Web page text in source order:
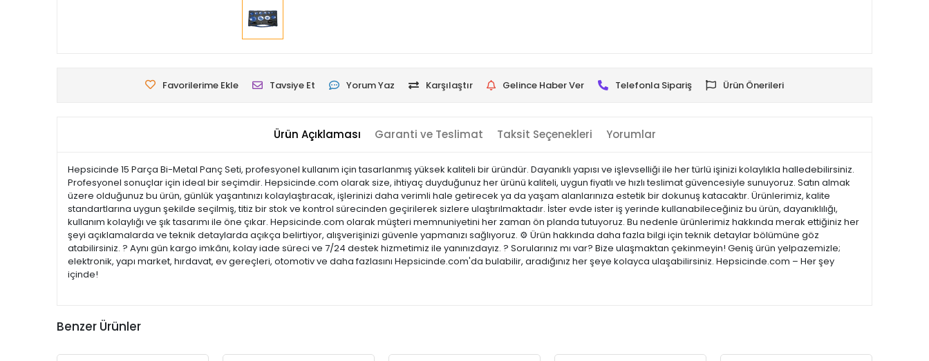
Favorilerime Ekle Tavsiye Et Yorum Yaz Karşılaştır Gelince Haber Ver Telefonla Sipariş Ürün Önerileri
Ürün Açıklaması Garanti ve Teslimat Taksit Seçenekleri Yorumlar
Hepsicinde 15 Parça Bi-Metal Panç Seti, profesyonel kullanım için tasarlanmış yüksek kaliteli bir üründür. Dayanıklı yapısı ve işlevselliği ile her türlü işinizi kolaylıkla halledebilirsiniz.
Profesyonel sonuçlar için ideal bir seçimdir. Hepsicinde.com olarak size, ihtiyaç duyduğunuz her ürünü kaliteli, uygun fiyatlı ve hızlı teslimat güvencesiyle sunuyoruz. Satın almak
üzere olduğunuz bu ürün, günlük yaşantınızı kolaylaştıracak, işlerinizi daha verimli hale getirecek ya da yaşam alanlarınıza estetik bir dokunuş katacaktır. Ürünlerimiz, kalite
standartlarına uygun şekilde seçilmiş, titiz bir stok ve kontrol sürecinden geçirilerek sizlere ulaştırılmaktadır. İster evde ister iş yerinde kullanabileceğiniz bu ürün, dayanıklılığı,
kullanım kolaylığı ve şık tasarımı ile öne çıkar. Hepsicinde.com olarak müşteri memnuniyetini her zaman ön planda tutuyoruz. Bu nedenle ürünlerimiz hakkında merak ettiğiniz her
şeyi açıklamalarda ve teknik detaylarda açıkça belirtiyor, alışverişinizi güvenle yapmanızı sağlıyoruz. ⚙️ Ürün hakkında daha fazla bilgi için teknik detaylar bölümüne göz
atabilirsiniz. ? Aynı gün kargo imkânı, kolay iade süreci ve 7/24 destek hizmetimiz ile yanınızdayız. ? Sorularınız mı var? Bize ulaşmaktan çekinmeyin! Geniş ürün yelpazemizle;
elektronik, yapı market, hırdavat, ev gereçleri, otomotiv ve daha fazlasını Hepsicinde.com'da bulabilir, aradığınız her şeye kolayca ulaşabilirsiniz. Hepsicinde.com – Her şey
içinde!
Benzer Ürünler